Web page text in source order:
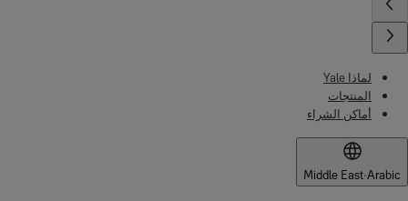
لماذا Yale
المنتجات
أماكن الشراء
Middle East·Arabic